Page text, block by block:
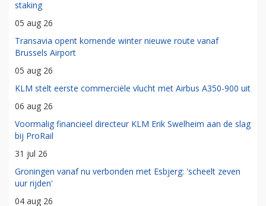
staking
05 aug 26
Transavia opent komende winter nieuwe route vanaf
Brussels Airport
05 aug 26
KLM stelt eerste commerciële vlucht met Airbus A350-900 uit
06 aug 26
Voormalig financieel directeur KLM Erik Swelheim aan de slag
bij ProRail
31 jul 26
Groningen vanaf nu verbonden met Esbjerg: 'scheelt zeven
uur rijden'
04 aug 26